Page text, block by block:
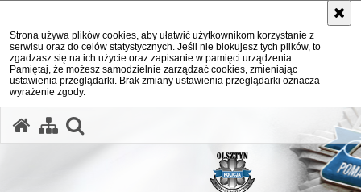
Strona używa plików cookies, aby ułatwić użytkownikom korzystanie z
serwisu oraz do celów statystycznych. Jeśli nie blokujesz tych plików, to
zgadzasz się na ich użycie oraz zapisanie w pamięci urządzenia.
Pamiętaj, że możesz samodzielnie zarządzać cookies, zmieniając
ustawienia przeglądarki. Brak zmiany ustawienia przeglądarki oznacza
wyrażenie zgody.